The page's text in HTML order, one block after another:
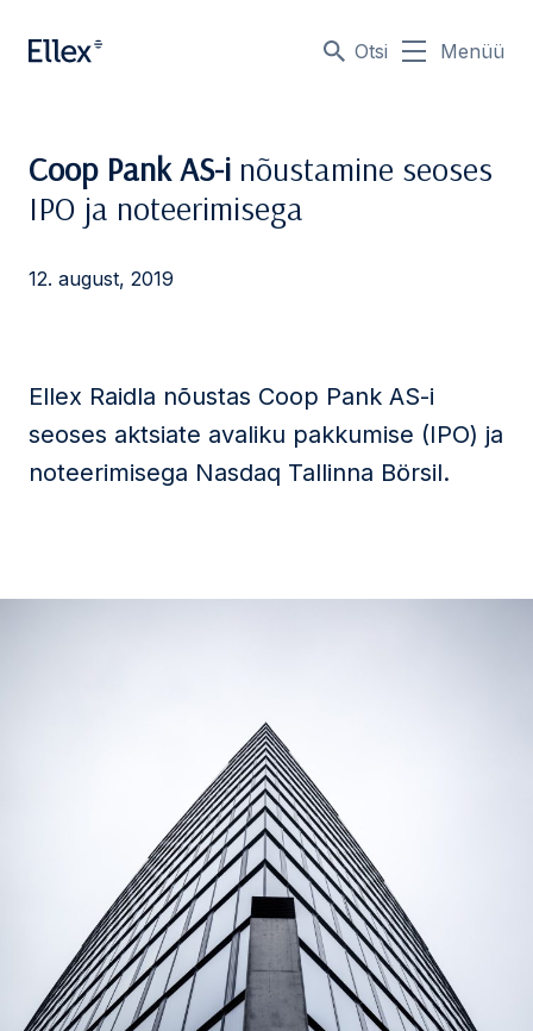
Otsi Menüü
Coop Pank AS-i nõustamine seoses
IPO ja noteerimisega
12. august, 2019
Ellex Raidla nõustas Coop Pank AS-i
seoses aktsiate avaliku pakkumise (IPO) ja
noteerimisega Nasdaq Tallinna Börsil.